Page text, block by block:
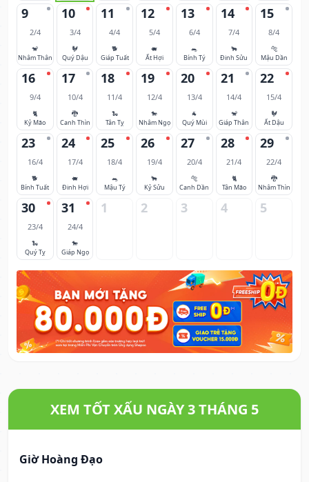
9
2/4
🐒
Nhâm Thân
10
3/4
🐓
Quý Dậu
11
4/4
🐕
Giáp Tuất
12
5/4
🐖
Ất Hợi
13
6/4
🐀
Bính Tý
14
7/4
🐂
Đinh Sửu
15
8/4
🐅
Mậu Dần
16
9/4
🐈
Kỷ Mão
17
10/4
🐉
Canh Thìn
18
11/4
🐍
Tân Tỵ
19
12/4
🐎
Nhâm Ngọ
20
13/4
🐐
Quý Mùi
21
14/4
🐒
Giáp Thân
22
15/4
🐓
Ất Dậu
23
16/4
🐕
Bính Tuất
24
17/4
🐖
Đinh Hợi
25
18/4
🐀
Mậu Tý
26
19/4
🐂
Kỷ Sửu
27
20/4
🐅
Canh Dần
28
21/4
🐈
Tân Mão
29
22/4
🐉
Nhâm Thìn
30
23/4
🐍
Quý Tỵ
31
24/4
🐎
Giáp Ngọ
1 2 3 4 5
XEM TỐT XẤU NGÀY 3 THÁNG 5
Giờ Hoàng Đạo